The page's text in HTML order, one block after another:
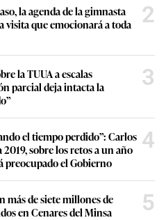
la agenda de la gimnasta
visita que emocionará a toda
2
la TUUA a escalas
parcial deja intacta la
3
el tiempo perdido”: Carlos
sobre los retos a un año
preocupado el Gobierno
4
más de siete millones de
en Cenares del Minsa
5